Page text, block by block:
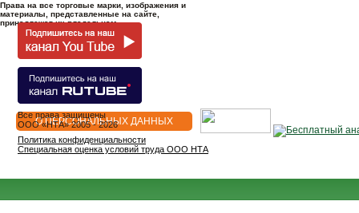
Права на все торговые марки, изображения и
материалы, представленные на сайте,
принадлежат их владельцам.
О ПЕРСОНАЛЬНЫХ ДАННЫХ
Все права защищены
OOO «НТА» 2005 - 2026
Политика конфиденциальности
Специальная оценка условий труда ООО НТА